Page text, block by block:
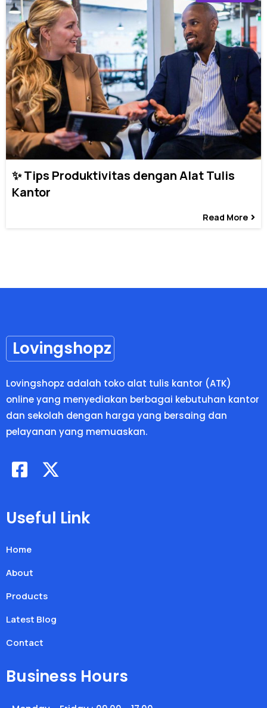
✨ Tips Produktivitas dengan Alat Tulis
Kantor
Read More
Lovingshopz
Lovingshopz adalah toko alat tulis kantor (ATK)
online yang menyediakan berbagai kebutuhan kantor
dan sekolah dengan harga yang bersaing dan
pelayanan yang memuaskan.
Useful Link
Home
About
Products
Latest Blog
Contact
Business Hours